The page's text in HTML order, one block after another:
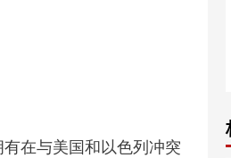
在与美国和以色列冲突